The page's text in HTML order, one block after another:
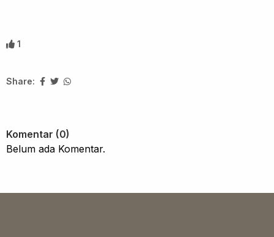
1
Share:
Komentar (0)
Belum ada Komentar.